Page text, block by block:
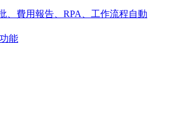
、費用報告、RPA、工作流程自動
能